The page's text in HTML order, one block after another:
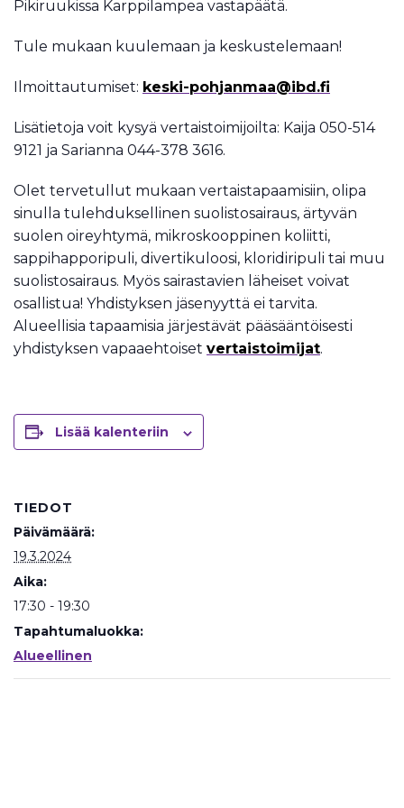
Pikiruukissa Karppilampea vastapäätä.
Tule mukaan kuulemaan ja keskustelemaan!
Ilmoittautumiset: keski-pohjanmaa@ibd.fi
Lisätietoja voit kysyä vertaistoimijoilta: Kaija 050-514
9121 ja Sarianna 044-378 3616.
Olet tervetullut mukaan vertaistapaamisiin, olipa
sinulla tulehduksellinen suolistosairaus, ärtyvän
suolen oireyhtymä, mikroskooppinen koliitti,
sappihapporipuli, divertikuloosi, kloridiripuli tai muu
suolistosairaus. Myös sairastavien läheiset voivat
osallistua! Yhdistyksen jäsenyyttä ei tarvita.
Alueellisia tapaamisia järjestävät pääsääntöisesti
yhdistyksen vapaaehtoiset vertaistoimijat.
Lisää kalenteriin
TIEDOT
Päivämäärä:
19.3.2024
Aika:
17:30 - 19:30
Tapahtumaluokka:
Alueellinen